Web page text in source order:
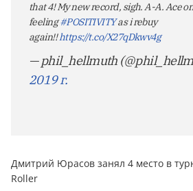
that 4! My new record, sigh. A-A. Ace
feeling#POSITIVITYas i rebuy
again!!https://t.co/X27qDkwv4g
— phil_hellmuth
2019 г.
Дмитрий Юрасов занял 4 место в
Roller